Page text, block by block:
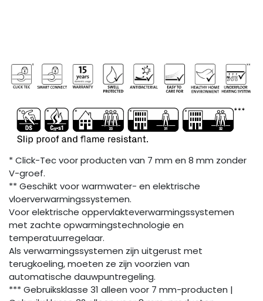
* Click-Tec voor producten van 7 mm en 8 mm zonder
V-groef.
** Geschikt voor warmwater- en elektrische
vloerverwarmingssystemen.
Voor elektrische oppervlakteverwarmingssystemen
met zachte opwarmingstechnologie en
temperatuurregelaar.
Als verwarmingssystemen zijn uitgerust met
terugkoeling, moeten ze zijn voorzien van
automatische dauwpuntregeling.
*** Gebruiksklasse 31 alleen voor 7 mm-producten |